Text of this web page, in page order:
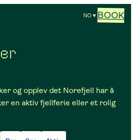
NO ▼ BOOK
og opplev det Norefjell har å
en aktiv fjellferie eller et rolig